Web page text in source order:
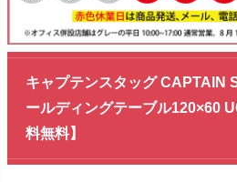
キャプテンスタッグ CAPTAIN
ールディングテーブル120×60
料無料】